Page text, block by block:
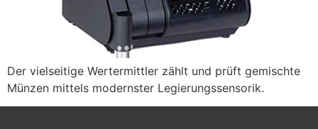
Der vielseitige Wertermittler zählt und prüft gemischte
Münzen mittels modernster Legierungssensorik.